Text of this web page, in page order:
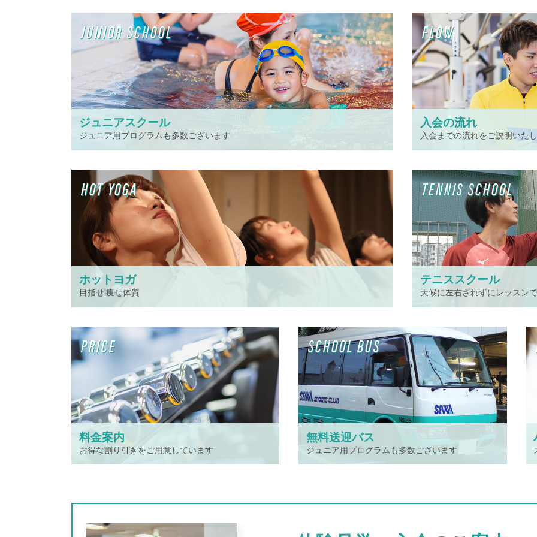
ジュニアスクール
ジュニア用プログラムも多数ございます
JUNIOR SCHOOL
入会の流れ
入会までの流れをご説明いた
FLOW
ホットヨガ
目指せ!痩せ体質
HOT YOGA
テニススクール
天候に左右されずにレッスン
TENNIS SCHOOL
料金案内
お得な割り引きをご用意しています
PRICE
無料送迎バス
ジュニア用プログラムも多数ございます
SCHOOL BUS